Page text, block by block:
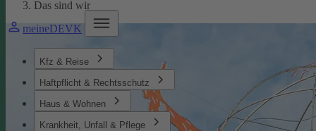
meineDEVK
Kfz & Reise
Haftpflicht & Rechtsschutz
Haus & Wohnen
Krankheit, Unfall & Pflege
Das sind wir